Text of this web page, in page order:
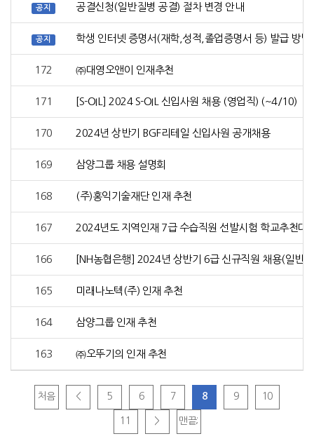
공지 공결신청(일반질병 공결) 절차 변경 안내
공지 학생 인터넷 증명서(재학,성적,졸업증명서 등) 발급 방법
172 ㈜대영오앤이 인재추천
171 [S-OIL] 2024 S-OIL 신입사원 채용 (영업직) (~4/10)
170 2024년 상반기 BGF리테일 신입사원 공개채용
169 삼양그룹 채용 설명회
168 (주)홍익기술재단 인재 추천
167 2024년도 지역인재 7급 수습직원 선발시험 학교추천대
166 [NH농협은행] 2024년 상반기 6급 신규직원 채용(일반
165 미래나노텍(주) 인재 추천
164 삼양그룹 인재 추천
163 ㈜오뚜기의 인재 추천
처음 < 5 6 7 8 9 10
11 > 맨끝;